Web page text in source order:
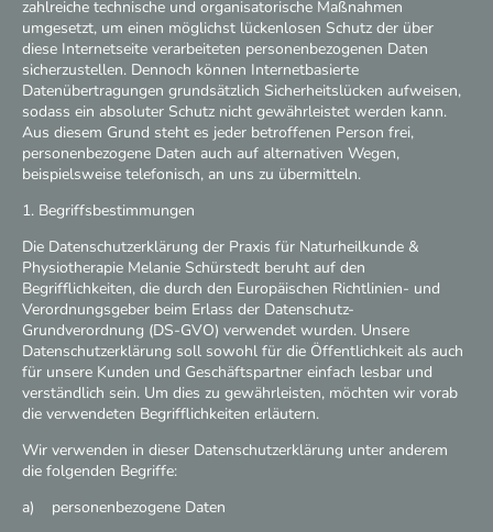
zahlreiche technische und organisatorische Maßnahmen
umgesetzt, um einen möglichst lückenlosen Schutz der über
diese Internetseite verarbeiteten personenbezogenen Daten
sicherzustellen. Dennoch können Internetbasierte
Datenübertragungen grundsätzlich Sicherheitslücken aufweisen,
sodass ein absoluter Schutz nicht gewährleistet werden kann.
Aus diesem Grund steht es jeder betroffenen Person frei,
personenbezogene Daten auch auf alternativen Wegen,
beispielsweise telefonisch, an uns zu übermitteln.
1. Begriffsbestimmungen
Die Datenschutzerklärung der Praxis für Naturheilkunde &
Physiotherapie Melanie Schürstedt beruht auf den
Begrifflichkeiten, die durch den Europäischen Richtlinien- und
Verordnungsgeber beim Erlass der Datenschutz-
Grundverordnung (DS-GVO) verwendet wurden. Unsere
Datenschutzerklärung soll sowohl für die Öffentlichkeit als auch
für unsere Kunden und Geschäftspartner einfach lesbar und
verständlich sein. Um dies zu gewährleisten, möchten wir vorab
die verwendeten Begrifflichkeiten erläutern.
Wir verwenden in dieser Datenschutzerklärung unter anderem
die folgenden Begriffe:
a) personenbezogene Daten